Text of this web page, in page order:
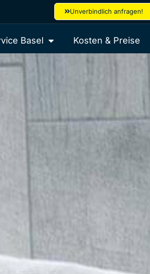
Unverbindlich anfragen!
Basel Kosten & Preise